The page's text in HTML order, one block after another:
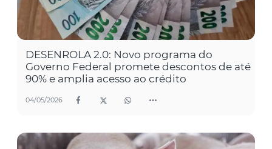
DESENROLA 2.0: Novo programa do
Governo Federal promete descontos de até
90% e amplia acesso ao crédito
04/05/2026